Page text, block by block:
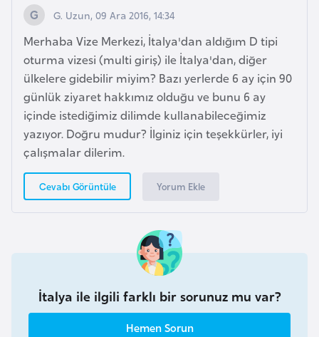
G. Uzun, 09 Ara 2016, 14:34
Merhaba Vize Merkezi, İtalya'dan aldığım D tipi
oturma vizesi (multi giriş) ile İtalya'dan, diğer
ülkelere gidebilir miyim? Bazı yerlerde 6 ay için 90
günlük ziyaret hakkımız olduğu ve bunu 6 ay
içinde istediğimiz dilimde kullanabileceğimiz
yazıyor. Doğru mudur? İlginiz için teşekkürler, iyi
çalışmalar dilerim.
Cevabı Görüntüle Yorum Ekle
İtalya ile ilgili farklı bir sorunuz mu var?
Hemen Sorun
D
e
m
o
k
r
a
t
i
k
K